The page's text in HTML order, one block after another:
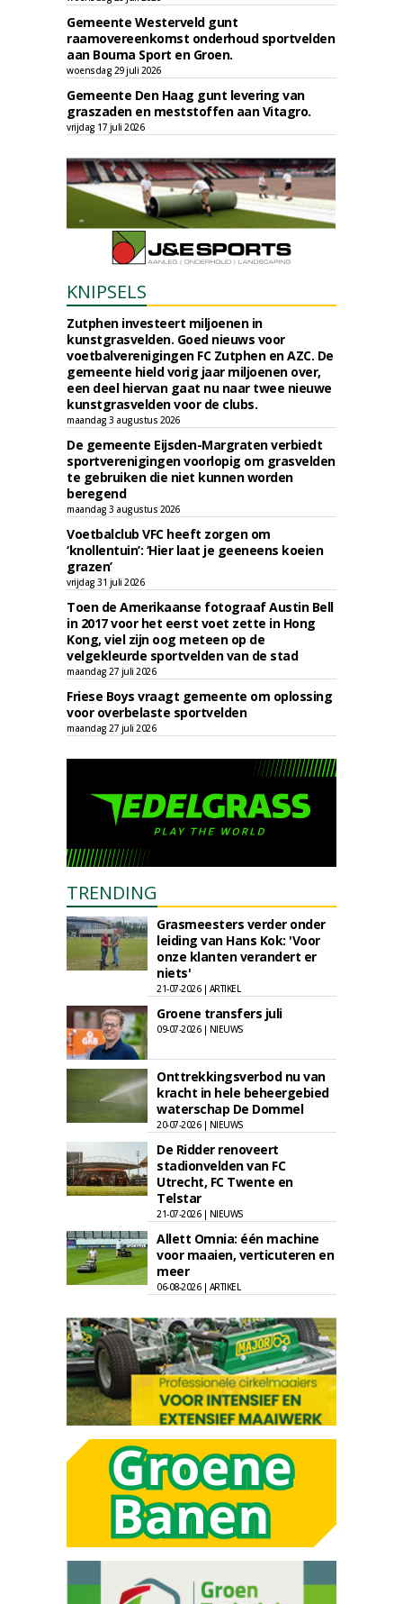
Gemeente Westerveld gunt
raamovereenkomst onderhoud sportvelden
aan Bouma Sport en Groen.
woensdag 29 juli 2026
Gemeente Den Haag gunt levering van
graszaden en meststoffen aan Vitagro.
vrijdag 17 juli 2026
KNIPSELS
Zutphen investeert miljoenen in
kunstgrasvelden. Goed nieuws voor
voetbalverenigingen FC Zutphen en AZC. De
gemeente hield vorig jaar miljoenen over,
een deel hiervan gaat nu naar twee nieuwe
kunstgrasvelden voor de clubs.
maandag 3 augustus 2026
De gemeente Eijsden-Margraten verbiedt
sportverenigingen voorlopig om grasvelden
te gebruiken die niet kunnen worden
beregend
maandag 3 augustus 2026
Voetbalclub VFC heeft zorgen om
‘knollentuin’: ‘Hier laat je geeneens koeien
grazen’
vrijdag 31 juli 2026
Toen de Amerikaanse fotograaf Austin Bell
in 2017 voor het eerst voet zette in Hong
Kong, viel zijn oog meteen op de
velgekleurde sportvelden van de stad
maandag 27 juli 2026
Friese Boys vraagt gemeente om oplossing
voor overbelaste sportvelden
maandag 27 juli 2026
TRENDING
Grasmeesters verder onder
leiding van Hans Kok: 'Voor
onze klanten verandert er
niets'
21-07-2026 | ARTIKEL
Groene transfers juli
09-07-2026 | NIEUWS
Onttrekkingsverbod nu van
kracht in hele beheergebied
waterschap De Dommel
20-07-2026 | NIEUWS
De Ridder renoveert
stadionvelden van FC
Utrecht, FC Twente en
Telstar
21-07-2026 | NIEUWS
Allett Omnia: één machine
voor maaien, verticuteren en
meer
06-08-2026 | ARTIKEL